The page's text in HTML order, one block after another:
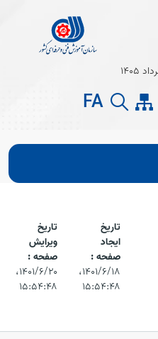
FA
تاریخ
ایجاد
صفحه :
۱۴۰۱/۶/۱۸،‏
۱۵:۵۴:۴۸
تاریخ
ویرایش
صفحه :
۱۴۰۱/۶/۲۰،‏
۱۵:۵۴:۴۸